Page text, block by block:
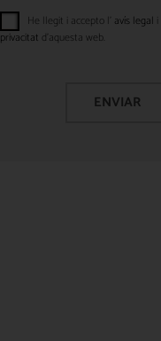
He llegit i accepto l' avís legal
privacitat d’aquesta web.
ENVIAR